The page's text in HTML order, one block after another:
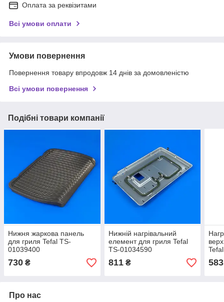
Оплата за реквізитами
Всі умови оплати
Умови повернення
Повернення товару впродовж 14 днів за домовленістю
Всі умови повернення
Подібні товари компанії
Нижня жаркова панель
для гриля Tefal TS-
01039400
730 ₴
Нижній нагрівальний
елемент для гриля Tefal
TS-01034590
811₴ 583
Про нас